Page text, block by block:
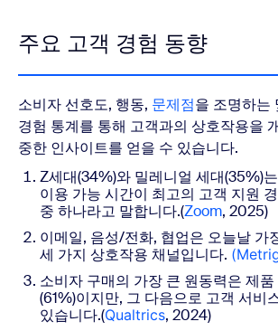
주요 고객 경험 동향
소비자 선호도, 행동, 문제점을 조명하는
경험 통계를 통해 고객과의 상호작용을
중한 인사이트를 얻을 수 있습니다.
Z세대(34%)와 밀레니얼 세대(35%)
이용 가능 시간이 최고의 고객 지원
중 하나라고 말합니다.(Zoom, 2025)
이메일, 음성/전화, 협업은 오늘날 가
세 가지 상호작용 채널입니다.
소비자 구매의 가장 큰 원동력은 제
(61%)이지만, 그 다음으로 고객 서비
있습니다.(Qualtrics, 2024)